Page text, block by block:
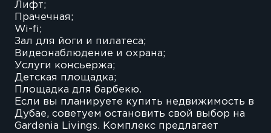
Лифт;
Прачечная;
Wi-fi;
Зал для йоги и пилатеса;
Видеонаблюдение и охрана;
Услуги консьержа;
Детская площадка;
Площадка для барбекю.
Если вы планируете купить недвижимость в
Дубае, советуем остановить свой выбор на
Gardenia Livings. Комплекс предлагает